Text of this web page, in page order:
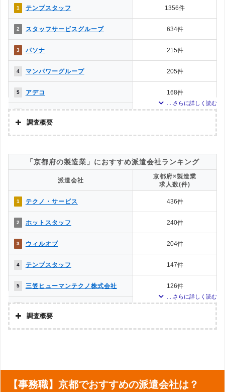
10 iDA 261件
11 HOT STAFF 93件
12 パソナ 167件
13 マイナビスタッフ 189件
14
ング
151件
15 ディンプル 144件 142件
アスカグループ 81件 60件
6件
株式会社ファーストシ
ステム
株式会社ジャパンナヴ
ィゲイト
三笠ヒューマンテクノ
株式会社
株式会社セイノースタ
ッフサービス
5件
株式会社グッドライフ
28
株式会社ヒューマンネ
ットワーク
5件 0件
域：京都府(京都市)」の条件に合致する求人数をカウントしました。
調査日：2022年10月
1 テンプスタッフ 1356件
2 スタッフサービスグループ 634件
3 パソナ 215件
4 マンパワーグループ 205件
5 アデコ 168件
7 リクルートスタッフィング 133件
8 ランスタッド 115件
ホットスタッフ 30件
10 テクノ・サービス 25件
11 ディンプル 24件
12 三笠ヒューマンテクノ株式会社 18件
13 株式会社スペリオール 9件
14 iDA 8件
15 株式会社ジャパンナヴィゲイト 7件
18 株式会社ファーストシステム 4件
調査概要
株式会社アドバンスフロー
調査対象とした派遣会社について
Googleで「京都府 派遣会社」という検索ワードで検索して掲載していた
域：京都府×事務職」の条件に合致する求人数をカウントしました。※コール
センターを除く
調査日：2023年4月
「京都府の製造業」におすすめ派遣会社ランキング
派遣会社
京都府×製造業
求人数(件)
1 テクノ・サービス 436件
2 ホットスタッフ 240件
3 ウィルオブ 204件
4 テンプスタッフ 147件
5 三笠ヒューマンテクノ株式会社 126件
7 オウエン株式会社 57件
9 マンパワーグループ 53件
調査概要
「『労働者派遣事業許可』を取得している」企業を対象
【事務職】京都でおすすめの派遣会社は？